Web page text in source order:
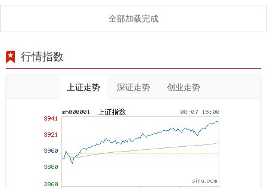
全部加载完成
行情指数
上证走势 深证走势 创业走势